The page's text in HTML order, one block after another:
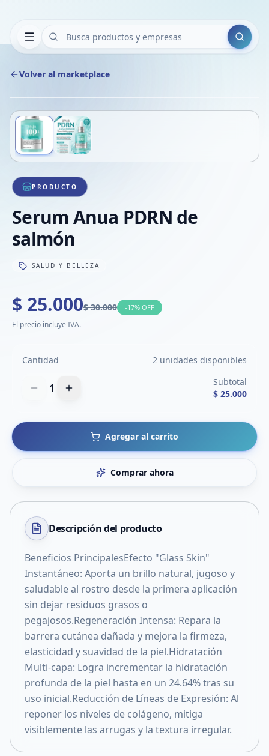
Buscar
Volver al marketplace
1/2
PRODUCTO
Serum Anua PDRN de
salmón
SALUD Y BELLEZA
$ 25.000$ 30.000 -17% OFF
El precio incluye IVA.
Cantidad 2 unidades disponibles
1
Subtotal
$ 25.000
Agregar al carrito
Comprar ahora
Descripción del producto
Beneficios PrincipalesEfecto "Glass Skin"
Instantáneo: Aporta un brillo natural, jugoso y
saludable al rostro desde la primera aplicación
sin dejar residuos grasos o
pegajosos.Regeneración Intensa: Repara la
barrera cutánea dañada y mejora la firmeza,
elasticidad y suavidad de la piel.Hidratación
Multi-capa: Logra incrementar la hidratación
profunda de la piel hasta en un 24.64% tras su
uso inicial.Reducción de Líneas de Expresión: Al
reponer los niveles de colágeno, mitiga
visiblemente las arrugas y la textura irregular.